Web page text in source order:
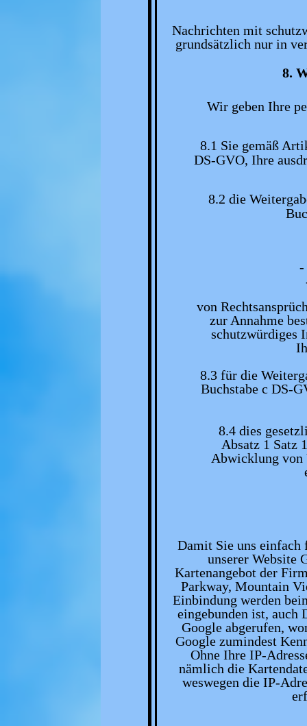
Nachrichten mit
grundsätzlich nur in
8.
Wir geben Ihre
8.1 Sie gemäß
DS-GVO, Ihre
8.2 die
-
von
zur Annahme
schutzwürdiges
8.3 für die
Buchstabe c DS-
8.4 dies
Absatz 1 Satz
Abwicklung von
Damit Sie uns einfach
unserer Website
Kartenangebot der
Parkway, Mountain
Einbindung werden
eingebunden ist, auch
Google abgerufen,
Google zumindest
Ohne Ihre IP-
nämlich die
weswegen die IP-